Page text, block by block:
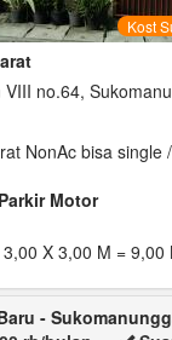
Kost
no.64,
NonAc bisa single
Parkir Motor
X 3,00 M = 9,00
-